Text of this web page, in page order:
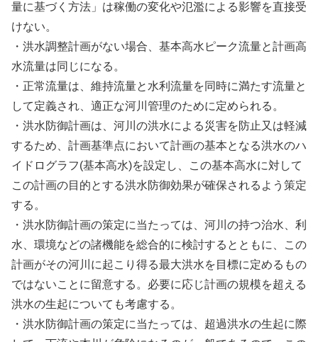
量に基づく方法」は稼働の変化や氾濫による影響を直接受
けない。
・洪水調整計画がない場合、基本高水ピーク流量と計画高
水流量は同じになる。
・正常流量は、維持流量と水利流量を同時に満たす流量と
して定義され、適正な河川管理のために定められる。
・洪水防御計画は、河川の洪水による災害を防止又は軽減
するため、計画基準点において計画の基本となる洪水のハ
イドログラフ(基本高水)を設定し、この基本高水に対して
この計画の目的とする洪水防御効果が確保されるよう策定
する。
・洪水防御計画の策定に当たっては、河川の持つ治水、利
水、環境などの諸機能を総合的に検討するとともに、この
計画がその河川に起こり得る最大洪水を目標に定めるもの
ではないことに留意する。必要に応じ計画の規模を超える
洪水の生起についても考慮する。
・洪水防御計画の策定に当たっては、超過洪水の生起に際